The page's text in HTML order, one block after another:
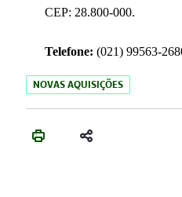
CEP: 28.800-000.
Telefone: (021) 99563-
NOVAS AQUISIÇÕES